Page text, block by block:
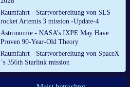
Raumfahrt - Startvorbereitung von SLS
rocket Artemis 3 mission -Update-4
Astronomie - NASA’s IXPE May Have
Proven 90-Year-Old Theory
Raumfahrt - Startvorbereitung von SpaceX
´s 356th Starlink mission